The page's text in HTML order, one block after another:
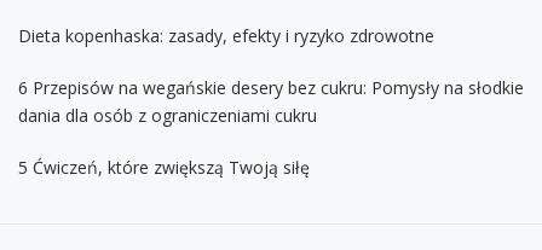
Dieta kopenhaska: zasady, efekty i ryzyko zdrowotne
6 Przepisów na wegańskie desery bez cukru: Pomysły na słodkie
dania dla osób z ograniczeniami cukru
5 Ćwiczeń, które zwiększą Twoją siłę